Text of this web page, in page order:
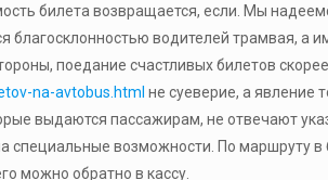
билета возвращается, если. Мы
благосклонностью водителей трамвая,
поедание счастливых билетов скорее
na-avtobus.html не суеверие, а явление
выдаются пассажирам, не отвечают
возможности. По маршруту в
можно обратно в кассу.